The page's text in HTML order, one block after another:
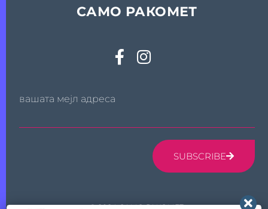
САМО РАКОМЕТ
вашата мејл адреса
SUBSCRIBE
© 2024 САМО РАКОМЕТ